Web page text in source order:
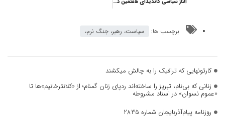
برچسب ها: سیاست، رهبر، جنگ نرم،
کارتونهایی که ترافیک را به چالش میکشند
زنانی که بی‌نام، تبریز را ساخته‌اند ردپای زنان گمنام؛ از «کلانترخانیم»ها تا
«عموم نسوان» در اسناد مشروطه
روزنامه پیام‌آذربایجان شماره 2835